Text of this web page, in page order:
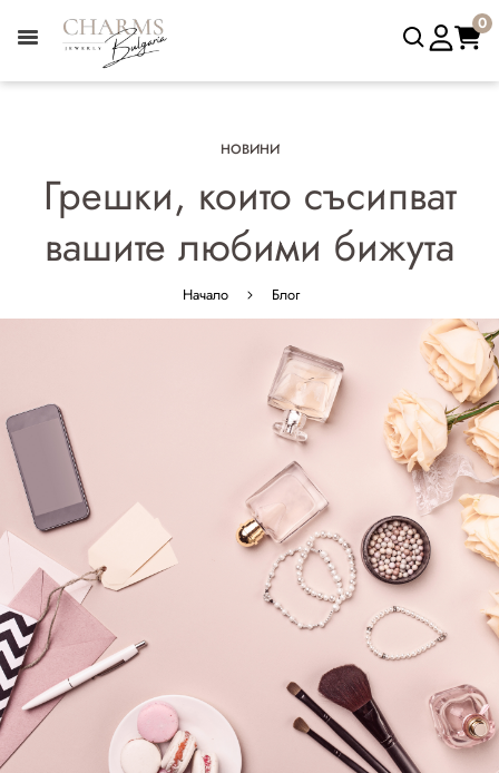
0
НОВИНИ
Грешки, които съсипват
вашите любими бижута
Начало Блог